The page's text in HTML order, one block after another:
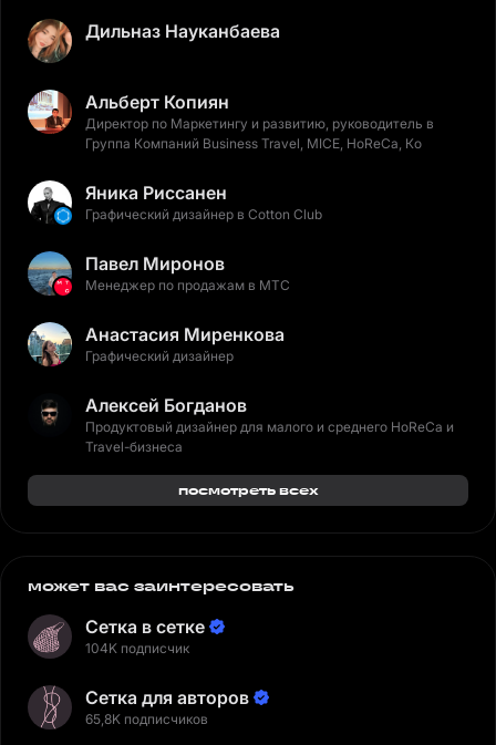
Дильназ Науканбаева
Альберт Копиян
Директор по Маркетингу и развитию, руководитель в
Группа Компаний Business Travel, MICE, HoReCa, Ко
Яника Риссанен
Графический дизайнер в Cotton Club
Павел Миронов
Менеджер по продажам в МТС
Анастасия Миренкова
Графический дизайнер
Алексей Богданов
Продуктовый дизайнер для малого и среднего HoReCa и
Travel-бизнеса
посмотреть всех
может вас заинтересовать
Сетка в сетке
104K подписчик
Сетка для авторов
65,8K подписчиков